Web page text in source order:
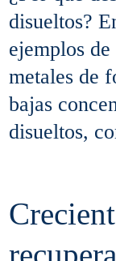
disueltos?
ejemplos
metales de
bajas
disueltos,